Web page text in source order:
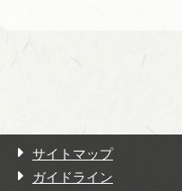
サイトマップ
ガイドライン